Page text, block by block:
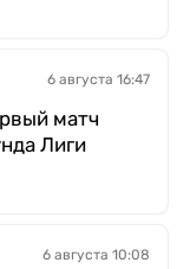
6 августа 16:47
матч
Лиги
6 августа 10:08